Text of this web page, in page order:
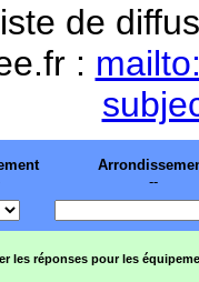
de
:
--
les réponses pour les